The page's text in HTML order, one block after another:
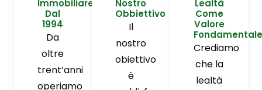
Immobiliare
Dal
1994
Da
oltre
trent’anni
operiamo
Nostro
Obbiettivo
Il
nostro
obiettivo
è
Lealtà
Come
Valore
Fondamentale
Crediamo
che la
lealtà